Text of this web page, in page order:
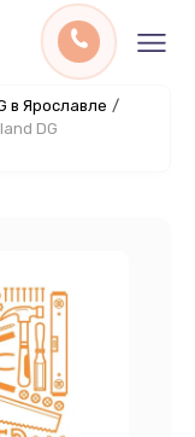
в Ярославле /
DG